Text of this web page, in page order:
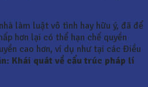
làm luật vô tình hay hữu ý, đã để
hơn lại có thể hạn chế quyền
cao hơn, ví dụ như tại các Điều
Khái quát về cấu trúc pháp lí